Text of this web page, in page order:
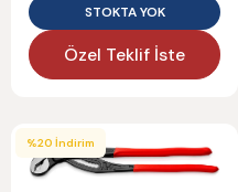
STOKTA YOK
Özel Teklif İste
%20 İndirim